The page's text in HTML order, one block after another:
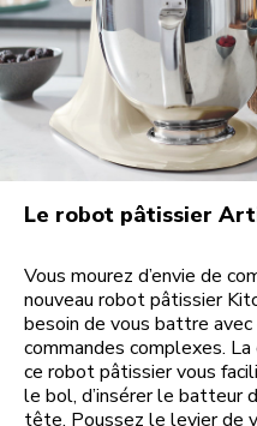
Le robot pâtissier
Vous mourez d’envie de
nouveau robot pâtissier
besoin de vous battre
commandes complexes.
ce robot pâtissier vous
le bol, d’insérer le batteur
tête. Poussez le levier de